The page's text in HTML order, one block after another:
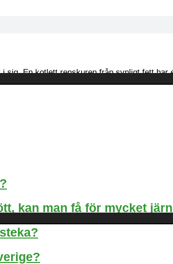
sig. En kotlett renskuren från synligt fett har
kan man få för mycket